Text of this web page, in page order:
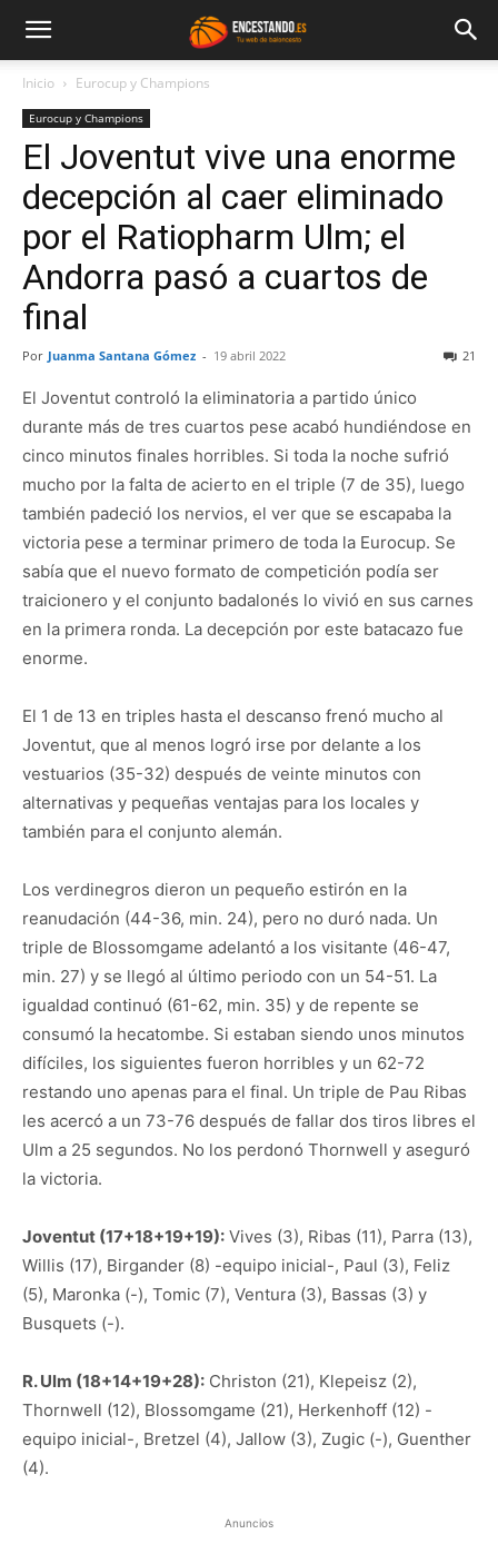
Inicio Eurocup y Champions
Eurocup y Champions
El Joventut vive una enorme
decepción al caer eliminado
por el Ratiopharm Ulm; el
Andorra pasó a cuartos de
final
Por Juanma Santana Gómez - 19 abril 2022 21
El Joventut controló la eliminatoria a partido único
durante más de tres cuartos pese acabó hundiéndose en
cinco minutos finales horribles. Si toda la noche sufrió
mucho por la falta de acierto en el triple (7 de 35), luego
también padeció los nervios, el ver que se escapaba la
victoria pese a terminar primero de toda la Eurocup. Se
sabía que el nuevo formato de competición podía ser
traicionero y el conjunto badalonés lo vivió en sus carnes
en la primera ronda. La decepción por este batacazo fue
enorme.
El 1 de 13 en triples hasta el descanso frenó mucho al
Joventut, que al menos logró irse por delante a los
vestuarios (35-32) después de veinte minutos con
alternativas y pequeñas ventajas para los locales y
también para el conjunto alemán.
Los verdinegros dieron un pequeño estirón en la
reanudación (44-36, min. 24), pero no duró nada. Un
triple de Blossomgame adelantó a los visitante (46-47,
min. 27) y se llegó al último periodo con un 54-51. La
igualdad continuó (61-62, min. 35) y de repente se
consumó la hecatombe. Si estaban siendo unos minutos
difíciles, los siguientes fueron horribles y un 62-72
restando uno apenas para el final. Un triple de Pau Ribas
les acercó a un 73-76 después de fallar dos tiros libres el
Ulm a 25 segundos. No los perdonó Thornwell y aseguró
la victoria.
Joventut (17+18+19+19): Vives (3), Ribas (11), Parra (13),
Willis (17), Birgander (8) -equipo inicial-, Paul (3), Feliz
(5), Maronka (-), Tomic (7), Ventura (3), Bassas (3) y
Busquets (-).
R. Ulm (18+14+19+28): Christon (21), Klepeisz (2),
Thornwell (12), Blossomgame (21), Herkenhoff (12) -
equipo inicial-, Bretzel (4), Jallow (3), Zugic (-), Guenther
(4).
Anuncios